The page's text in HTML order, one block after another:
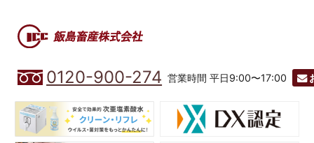
0120-900-274 営業時間 平日9:00〜17:00